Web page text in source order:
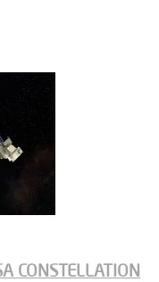
CONSTELLATION